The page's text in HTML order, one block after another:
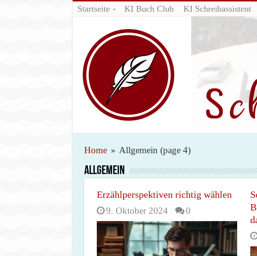
Startseite KI Buch Club KI Schreibassistent
Home » Allgemein (page 4)
Allgemein
Erzählperspektiven richtig wählen
9. Oktober 2024 0